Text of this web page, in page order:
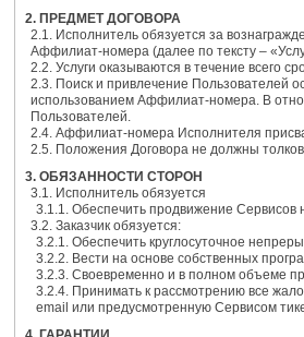
2. ПРЕДМЕТ ДОГОВОРА
2.1. Исполнитель обязуется за
Аффилиат-номера (далее по тексту –
2.2. Услуги оказываются в течение всего
2.3. Поиск и привлечение Пользователей
использованием Аффилиат-номера. В
Пользователей.
2.4. Аффилиат-номера Исполнителя
2.5. Положения Договора не должны
3. ОБЯЗАННОСТИ СТОРОН
3.1. Исполнитель обязуется
3.1.1. Обеспечить продвижение
3.2. Заказчик обязуется:
3.2.1. Обеспечить круглосуточное
3.2.2. Вести на основе собственных
3.2.3. Своевременно и в полном объеме
3.2.4. Принимать к рассмотрению все
email или предусмотренную Сервисом